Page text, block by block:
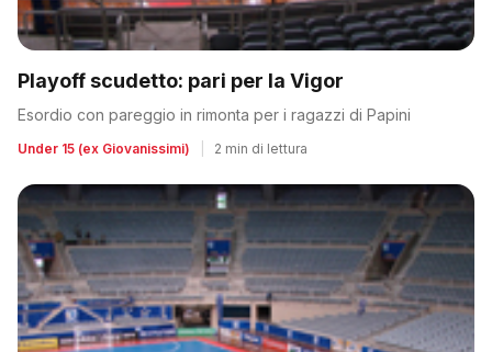
Playoff scudetto: pari per la Vigor
Esordio con pareggio in rimonta per i ragazzi di Papini
Under 15 (ex Giovanissimi) 2 min di lettura